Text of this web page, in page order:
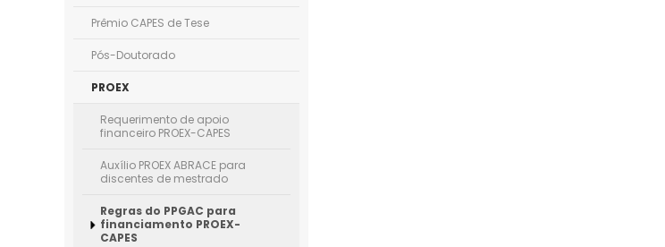
Prêmio CAPES de Tese
Pós-Doutorado
PROEX
Requerimento de apoio
financeiro PROEX-CAPES
Auxílio PROEX ABRACE para
discentes de mestrado
Regras do PPGAC para
financiamento PROEX-
CAPES